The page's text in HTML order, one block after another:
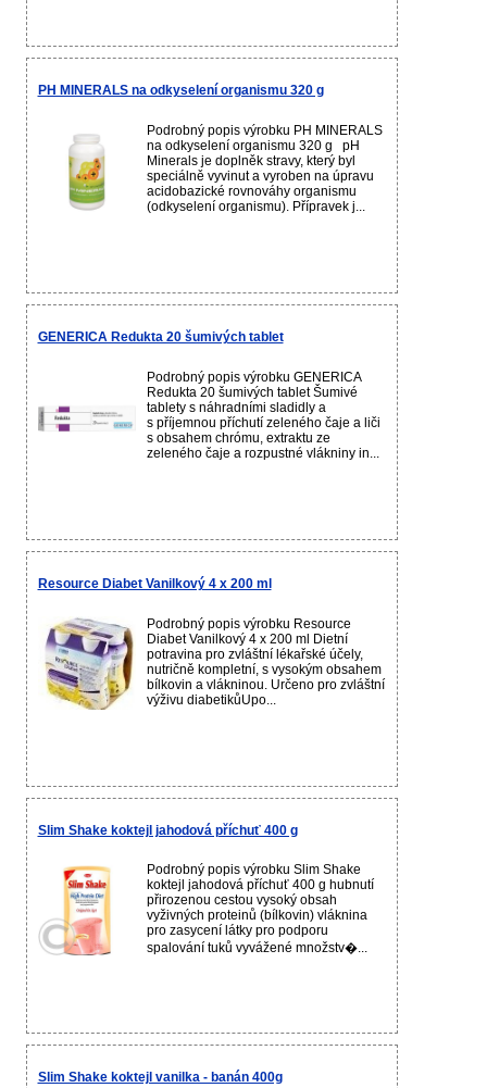
PH MINERALS na odkyselení organismu 320 g
Podrobný popis výrobku PH MINERALS
na odkyselení organismu 320 g pH
Minerals je doplněk stravy, který byl
speciálně vyvinut a vyroben na úpravu
acidobazické rovnováhy organismu
(odkyselení organismu). Přípravek j...
GENERICA Redukta 20 šumivých tablet
Podrobný popis výrobku GENERICA
Redukta 20 šumivých tablet Šumivé
tablety s náhradními sladidly a
s příjemnou příchutí zeleného čaje a liči
s obsahem chrómu, extraktu ze
zeleného čaje a rozpustné vlákniny in...
Resource Diabet Vanilkový 4 x 200 ml
Podrobný popis výrobku Resource
Diabet Vanilkový 4 x 200 ml Dietní
potravina pro zvláštní lékařské účely,
nutričně kompletní, s vysokým obsahem
bílkovin a vlákninou. Určeno pro zvláštní
výživu diabetikůUpo...
Slim Shake koktejl jahodová příchuť 400 g
Podrobný popis výrobku Slim Shake
koktejl jahodová příchuť 400 g hubnutí
přirozenou cestou vysoký obsah
vyživných proteinů (bílkovin) vláknina
pro zasycení látky pro podporu
spalování tuků vyvážené množstv�...
Slim Shake koktejl vanilka - banán 400g